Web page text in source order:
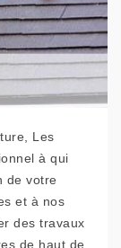
Les
à qui
de votre
et à nos
des travaux
de haut de